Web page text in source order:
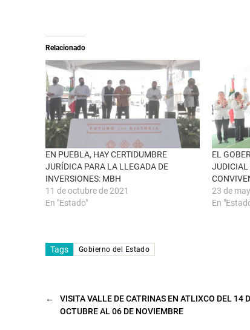
e
b
e
u
n
a
v
e
n
t
n
a
n
u
e
v
a
)
t
r
n
F
c
e
b
o
o
k
(
e
a
b
r
e
e
n
u
n
t
u
e
v
a
Relacionado
EN PUEBLA, HAY CERTIDUMBRE
JURÍDICA PARA LA LLEGADA DE
INVERSIONES: MBH
11 de octubre de 2021
En "Estado"
EL
JUDICIAL
23 de
En
Tags Gobierno del Estado
←
VISITA VALLE DE CATRINAS EN ATLIXCO DEL 14
OCTUBRE AL 06 DE NOVIEMBRE